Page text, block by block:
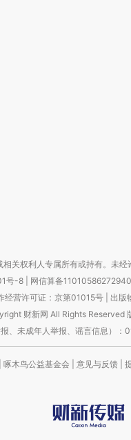
关权利人专属所有或持有。未
号-8 网信算备
经营许可证：京第01015号| 出版
财新网 All Rights Reserved
报、未成年人举报、谣言信息
啄木鸟公益基金会 意见与反馈